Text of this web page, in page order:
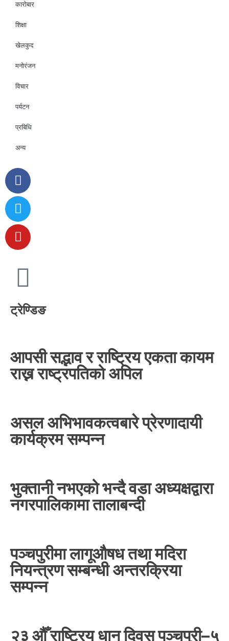
कारोबार
शिक्षा
खेलकुद
मनोरंजन
विचार
पर्यटन
प्रबिधि
अन्य
ट्रेण्डिङ
आपसी सद्भाव र राष्ट्रिय एकता कायम
राख्न राष्ट्रपतिको अपिल
असल अभिभावकत्वबारे प्रेरणादायी
कार्यक्रम सम्पन्न
भुक्तानी नभएको भन्दै वडा अध्यक्षद्वारा
नगरपालिकामा तालाबन्दी
पञ्चपुरीमा लागूऔषध तथा मदिरा
नियन्त्रण सम्बन्धी अन्तरक्रिया
सम्पन्न
२३ औँ राष्ट्रिय धान दिवस पञ्चपुरी–५